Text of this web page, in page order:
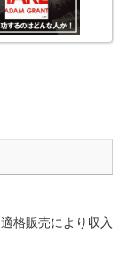
格販売により収入